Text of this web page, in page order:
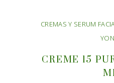
CREMAS Y SERUM
CREME 15